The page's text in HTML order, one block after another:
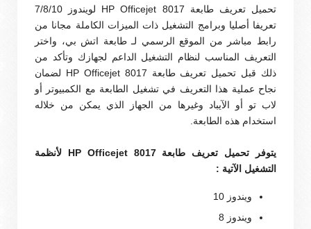
تحميل تعريف طابعة HP Officejet 8017 لويندوز 7/8/10
تعريفا أصليا وبرامج التشغيل ذات الميزات الكاملة مجانا من
رابط مباشر من الموقع الرسمي لـ طابعة اتش بي، واختر
التعريف المناسب لنظام التشغيل الداعم لجهازك وتأكد من
ذلك قبل تحميل تعريف طابعة HP Officejet 8017 لضمان
نجاح عملية هذا التعريف في تشغيل الطابعة مع الكمبيوتر أو
لاب تو أو الآيباد وغيرها من الجهاز الذي يمكن من خلاله
استخدام هذه الطابعة.
يتوفر تحميل تعريف طابعة HP Officejet 8017 لأنظمة
التشغيل الآتية :
ويندوز 10
ويندوز 8